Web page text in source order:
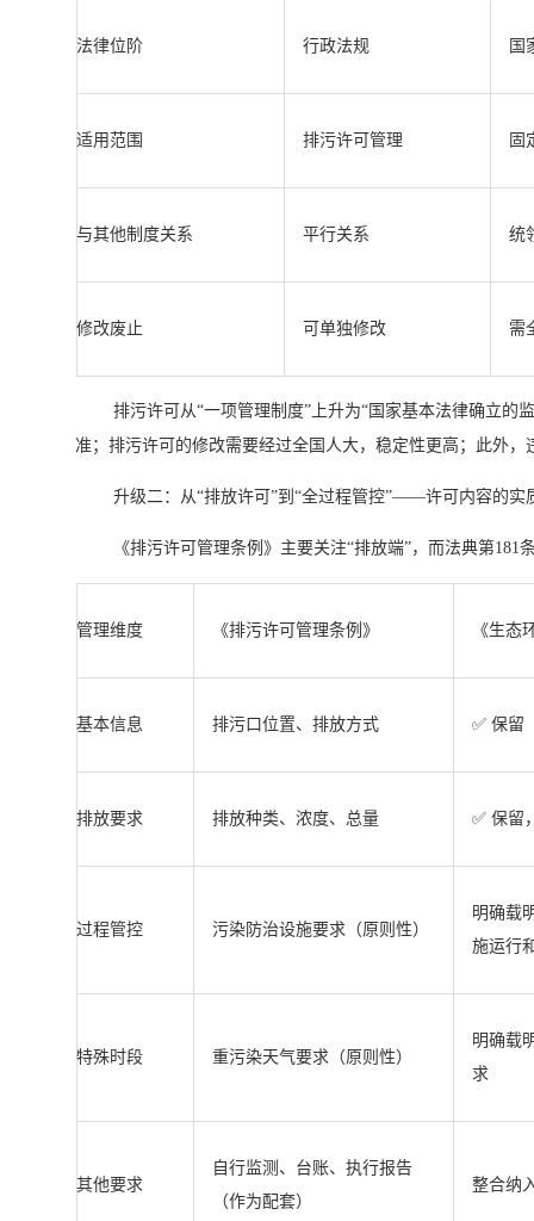
法律位阶 行政法规 国
适用范围 排污许可管理 固
与其他制度关系 平行关系 统
修改废止 可单独修改 需
排污许可从“一项管理制度”上升为“国家基本法律确立
准；排污许可的修改需要经过全国人大，稳定性更高；此外
升级二：从“排放许可”到“全过程管控”——许可内容的实
《排污许可管理条例》主要关注“排放端”，而法典第181
管理维度 《排污许可管理条例》 《生态
基本信息 排污口位置、排放方式 ✅ 保留
排放要求 排放种类、浓度、总量 ✅ 保留
过程管控 污染防治设施要求（原则性）
明确载
施运行
特殊时段 重污染天气要求（原则性）
明确载
求
其他要求
自行监测、台账、执行报告
（作为配套）
整合纳